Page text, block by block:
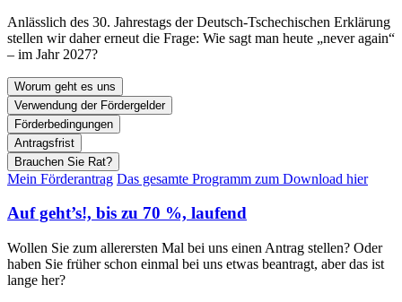
Anlässlich des 30. Jahrestags der Deutsch-Tschechischen Erklärung
stellen wir daher erneut die Frage: Wie sagt man heute „never again“
– im Jahr 2027?
Worum geht es uns
Verwendung der Fördergelder
Förderbedingungen
Antragsfrist
Brauchen Sie Rat?
Mein Förderantrag Das gesamte Programm zum Download hier
Auf geht’s!, bis zu 70 %, laufend
Wollen Sie zum allerersten Mal bei uns einen Antrag stellen? Oder
haben Sie früher schon einmal bei uns etwas beantragt, aber das ist
lange her?